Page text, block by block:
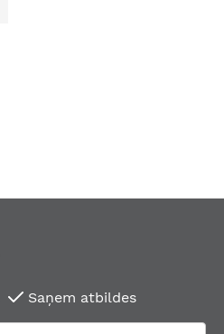
Saņem atbildes